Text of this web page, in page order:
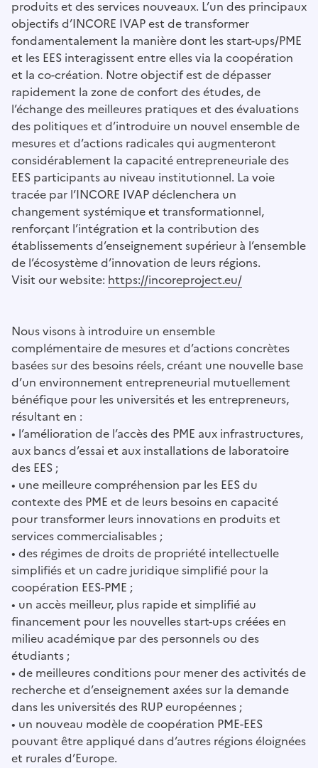
produits et des services nouveaux. L’un des principaux
objectifs d’INCORE IVAP est de transformer
fondamentalement la manière dont les start-ups/PME
et les EES interagissent entre elles via la coopération
et la co-création. Notre objectif est de dépasser
rapidement la zone de confort des études, de
l’échange des meilleures pratiques et des évaluations
des politiques et d’introduire un nouvel ensemble de
mesures et d’actions radicales qui augmenteront
considérablement la capacité entrepreneuriale des
EES participants au niveau institutionnel. La voie
tracée par l’INCORE IVAP déclenchera un
changement systémique et transformationnel,
renforçant l’intégration et la contribution des
établissements d’enseignement supérieur à l’ensemble
de l’écosystème d’innovation de leurs régions.
Visit our website: https://incoreproject.eu/
Nous visons à introduire un ensemble
complémentaire de mesures et d’actions concrètes
basées sur des besoins réels, créant une nouvelle base
d’un environnement entrepreneurial mutuellement
bénéfique pour les universités et les entrepreneurs,
résultant en :
• l’amélioration de l’accès des PME aux infrastructures,
aux bancs d’essai et aux installations de laboratoire
des EES ;
• une meilleure compréhension par les EES du
contexte des PME et de leurs besoins en capacité
pour transformer leurs innovations en produits et
services commercialisables ;
• des régimes de droits de propriété intellectuelle
simplifiés et un cadre juridique simplifié pour la
coopération EES-PME ;
• un accès meilleur, plus rapide et simplifié au
financement pour les nouvelles start-ups créées en
milieu académique par des personnels ou des
étudiants ;
• de meilleures conditions pour mener des activités de
recherche et d’enseignement axées sur la demande
dans les universités des RUP européennes ;
• un nouveau modèle de coopération PME-EES
pouvant être appliqué dans d’autres régions éloignées
et rurales d’Europe.